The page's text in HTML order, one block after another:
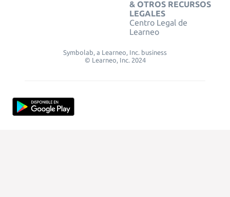
& OTROS RECURSOS
LEGALES
Centro Legal de
Learneo
Symbolab, a Learneo, Inc. business
© Learneo, Inc. 2024